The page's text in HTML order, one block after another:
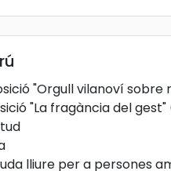
"Orgull vilanoví sobre
"La fragància del gest"
lliure per a persones